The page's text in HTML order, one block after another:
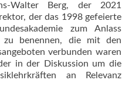
Walter Berg, der 2021
der das 1998 gefeierte
zum Anlass
zu benennen, die mit den
verbunden waren
in der Diskussion um die
an Relevanz